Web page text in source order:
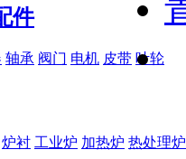
件
轴承 阀门 电机 皮带 叶轮
炉衬 工业炉 加热炉 热处理炉